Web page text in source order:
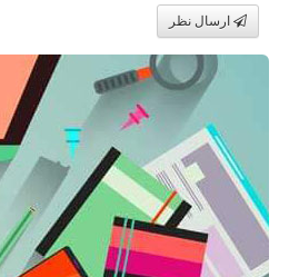
ارسال نظر